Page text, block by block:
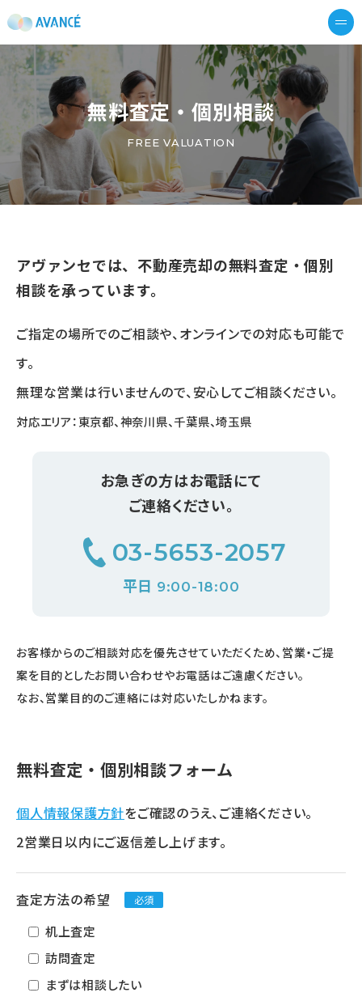
東京の不動産売却｜後悔しない売却戦略｜アヴ
無料査定・個別相談
FREE VALUATION
アヴァンセでは、不動産売却の無料査定・個別
相談を承っています。
ご指定の場所でのご相談や、オンラインでの対応も可能で
す。
無理な営業は行いませんので、安心してご相談ください。
対応エリア：東京都、神奈川県、千葉県、埼玉県
お急ぎの方はお電話にて
ご連絡ください。
03-5653-2057
平日 9:00-18:00
お客様からのご相談対応を優先させていただくため、営業・ご提
案を目的としたお問い合わせやお電話はご遠慮ください。
なお、営業目的のご連絡には対応いたしかねます。
無料査定・個別相談フォーム
個人情報保護方針をご確認のうえ、ご連絡ください。
2営業日以内にご返信差し上げます。
査定方法の希望 必須
机上査定
訪問査定
まずは相談したい